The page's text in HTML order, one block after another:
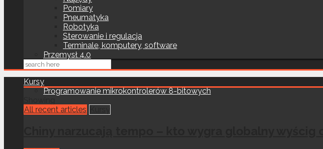
Pomiary
Pneumatyka
Robotyka
Sterowanie i regulacja
Terminale, komputery, software
Przemysł 4.0
Kursy
Programowanie mikrokontrolerów 8-bitowych
All recent articles